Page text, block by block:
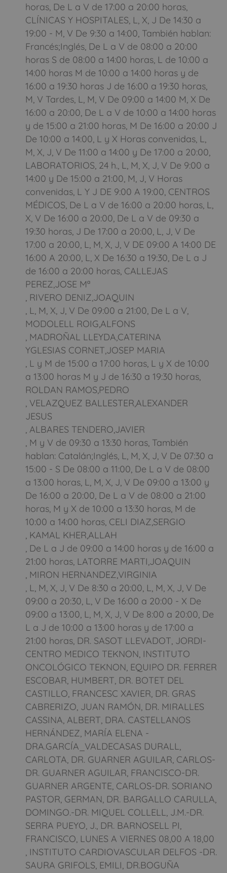
horas, De L a V de 17:00 a 20:00 horas,
CLÍNICAS Y HOSPITALES, L, X, J De 14:30 a
19:00 - M, V De 9:30 a 14:00, También hablan:
Francés;Inglés, De L a V de 08:00 a 20:00
horas S de 08:00 a 14:00 horas, L de 10:00 a
14:00 horas M de 10:00 a 14:00 horas y de
16:00 a 19:30 horas J de 16:00 a 19:30 horas,
M, V Tardes, L, M, V De 09:00 a 14:00 M, X De
16:00 a 20:00, De L a V de 10:00 a 14:00 horas
y de 15:00 a 21:00 horas, M De 16:00 a 20:00 J
De 10:00 a 14:00, L y X Horas convenidas, L,
M, X, J, V De 11:00 a 14:00 y De 17:00 a 20:00,
LABORATORIOS, 24 h., L, M, X, J, V De 9:00 a
14:00 y De 15:00 a 21:00, M, J, V Horas
convenidas, L Y J DE 9:00 A 19:00, CENTROS
MÉDICOS, De L a V de 16:00 a 20:00 horas, L,
X, V De 16:00 a 20:00, De L a V de 09:30 a
19:30 horas, J De 17:00 a 20:00, L, J, V De
17:00 a 20:00, L, M, X, J, V DE 09:00 A 14:00 DE
16:00 A 20:00, L, X De 16:30 a 19:30, De L a J
de 16:00 a 20:00 horas, CALLEJAS
PEREZ,JOSE Mª
, RIVERO DENIZ,JOAQUIN
, L, M, X, J, V De 09:00 a 21:00, De L a V,
MODOLELL ROIG,ALFONS
, MADROÑAL LLEYDA,CATERINA
YGLESIAS CORNET,JOSEP MARIA
, L y M de 15:00 a 17:00 horas, L y X de 10:00
a 13:00 horas M y J de 16:30 a 19:30 horas,
ROLDAN RAMOS,PEDRO
, VELAZQUEZ BALLESTER,ALEXANDER
JESUS
, ALBARES TENDERO,JAVIER
, M y V de 09:30 a 13:30 horas, También
hablan: Catalán;Inglés, L, M, X, J, V De 07:30 a
15:00 - S De 08:00 a 11:00, De L a V de 08:00
a 13:00 horas, L, M, X, J, V De 09:00 a 13:00 y
De 16:00 a 20:00, De L a V de 08:00 a 21:00
horas, M y X de 10:00 a 13:30 horas, M de
10:00 a 14:00 horas, CELI DIAZ,SERGIO
, KAMAL KHER,ALLAH
, De L a J de 09:00 a 14:00 horas y de 16:00 a
21:00 horas, LATORRE MARTI,JOAQUIN
, MIRON HERNANDEZ,VIRGINIA
, L, M, X, J, V De 8:30 a 20:00, L, M, X, J, V De
09:00 a 20:30, L, V De 16:00 a 20:00 - X De
09:00 a 13:00, L, M, X, J, V De 8:00 a 20:00, De
L a J de 10:00 a 13:00 horas y de 17:00 a
21:00 horas, DR. SASOT LLEVADOT, JORDI-
CENTRO MEDICO TEKNON, INSTITUTO
ONCOLÓGICO TEKNON, EQUIPO DR. FERRER
ESCOBAR, HUMBERT, DR. BOTET DEL
CASTILLO, FRANCESC XAVIER, DR. GRAS
CABRERIZO, JUAN RAMÓN, DR. MIRALLES
CASSINA, ALBERT, DRA. CASTELLANOS
HERNÁNDEZ, MARÍA ELENA -
DRA.GARCÍA_VALDECASAS DURALL,
CARLOTA, DR. GUARNER AGUILAR, CARLOS-
DR. GUARNER AGUILAR, FRANCISCO-DR.
GUARNER ARGENTE, CARLOS-DR. SORIANO
PASTOR, GERMAN, DR. BARGALLO CARULLA,
DOMINGO.-DR. MIQUEL COLLELL, J.M.-DR.
SERRA PUEYO, J., DR. BARNOSELL PI,
FRANCISCO, LUNES A VIERNES 08,00 A 18,00
, INSTITUTO CARDIOVASCULAR DELFOS -DR.
SAURA GRIFOLS, EMILI, DR.BOGUÑA